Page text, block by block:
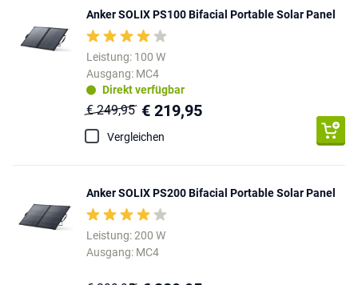
Anker SOLIX PS100 Bifacial Portable Solar Panel
Leistung: 100 W
Ausgang: MC4
Direkt verfügbar
€ 249,95 € 219,95
Vergleichen
Anker SOLIX PS200 Bifacial Portable Solar Panel
Leistung: 200 W
Ausgang: MC4